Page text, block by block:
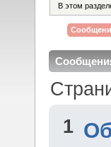
В этом
1